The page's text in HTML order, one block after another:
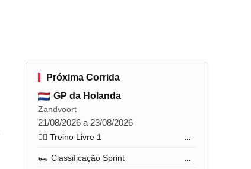
Próxima Corrida
GP da Holanda
Zandvoort
21/08/2026 a 23/08/2026
🏋️‍♂️ Treino Livre 1 ...
🏎️ Classificação Sprint ...